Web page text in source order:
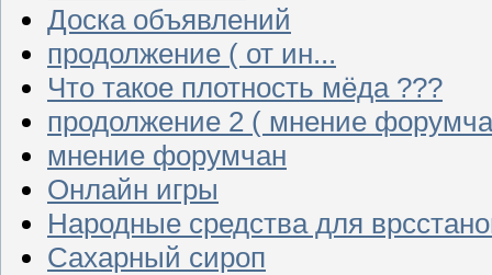
Доска объявлений
продолжение ( от ин...
Что такое плотность мёда ???
продолжение 2 ( мнение
мнение форумчан
Онлайн игры
Народные средства для
Сахарный сироп